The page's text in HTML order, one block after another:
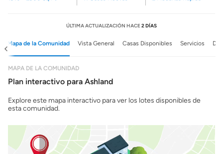
ÚLTIMA ACTUALIZACIÓN HACE2 DÍAS
Mapa de la Comunidad Vista General Casas Disponibles Servicios
MAPA DE LA COMUNIDAD
Plan interactivo para Ashland
Explore este mapa interactivo para ver los lotes disponibles de
esta comunidad.